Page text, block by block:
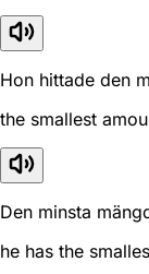
Hon hittade den
the smallest
Den minsta
he has the